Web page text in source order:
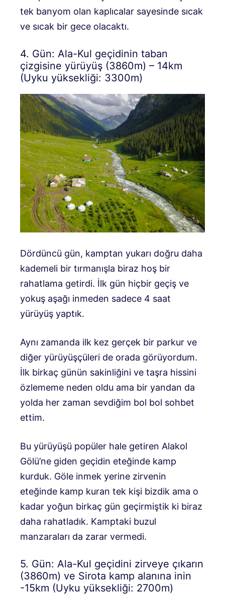
tek banyom olan kaplıcalar sayesinde sıcak
ve sıcak bir gece olacaktı.
4. Gün: Ala-Kul geçidinin taban
çizgisine yürüyüş (3860m) – 14km
(Uyku yüksekliği: 3300m)
Dördüncü gün, kamptan yukarı doğru daha
kademeli bir tırmanışla biraz hoş bir
rahatlama getirdi. İlk gün hiçbir geçiş ve
yokuş aşağı inmeden sadece 4 saat
yürüyüş yaptık.
Aynı zamanda ilk kez gerçek bir parkur ve
diğer yürüyüşçüleri de orada görüyordum.
İlk birkaç günün sakinliğini ve taşra hissini
özlememe neden oldu ama bir yandan da
yolda her zaman sevdiğim bol bol sohbet
ettim.
Bu yürüyüşü popüler hale getiren Alakol
Gölü’ne giden geçidin eteğinde kamp
kurduk. Göle inmek yerine zirvenin
eteğinde kamp kuran tek kişi bizdik ama o
kadar yoğun birkaç gün geçirmiştik ki biraz
daha rahatladık. Kamptaki buzul
manzaraları da zarar vermedi.
5. Gün: Ala-Kul geçidini zirveye çıkarın
(3860m) ve Sirota kamp alanına inin
-15km (Uyku yüksekliği: 2700m)